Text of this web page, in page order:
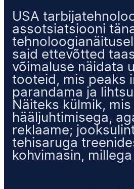
USA
assotsiatsiooni
said ettevõtted
võimaluse näidata
tooteid, mis peaks
parandama ja
Näiteks külmik, mis
hääljuhtimisega,
reklaame;
tehisaruga
kohvimasin,